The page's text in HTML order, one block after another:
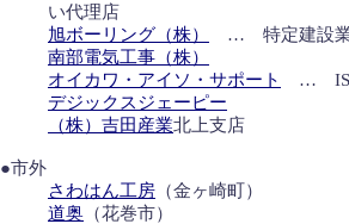
い代理店
旭ボーリング（株）
… 特定建設
南部電気工事（株）
オイカワ・アイソ・サポート
…
デジックスジェーピー
（株）吉田産業北上支店
●市外
さわはん工房 （金ヶ崎町）
道奥 （花巻市）